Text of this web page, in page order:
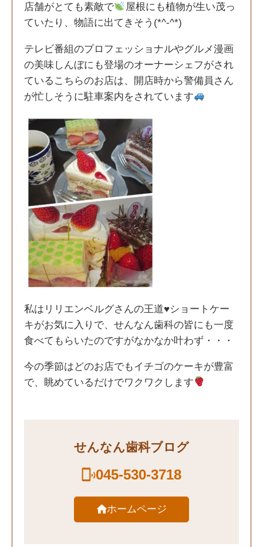
店舗がとても素敵で
屋根にも植物が生い茂っ
ていたり、物語に出てきそう(*^-^*)
テレビ番組のプロフェッショナルやグルメ漫画
の美味しんぼにも登場のオーナーシェフがされ
ているこちらのお店は、開店時から警備員さん
が忙しそうに駐車案内をされています
私はリリエンベルグさんの王道♥ショートケー
キがお気に入りで、せんなん歯科の皆にも一度
食べてもらいたのですがなかなか叶わず・・・
今の季節はどのお店でもイチゴのケーキが豊富
で、眺めているだけでワクワクします
せんなん歯科ブログ
045-530-3718
ホームページ